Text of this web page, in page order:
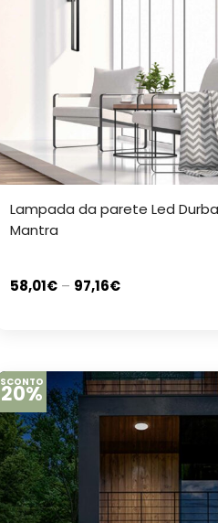
Lampada da parete Led
Mantra
58,01€ – 97,16€
SCONTO
20%